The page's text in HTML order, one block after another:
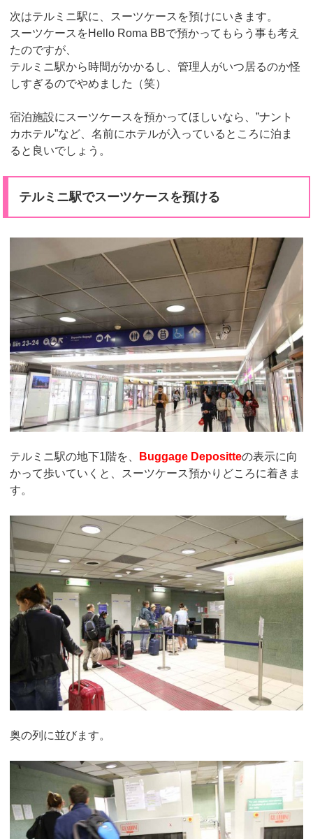
次はテルミニ駅に、スーツケースを預けにいきます。
スーツケースをHello Roma BBで預かってもらう事も考え
たのですが、
テルミニ駅から時間がかかるし、管理人がいつ居るのか怪
しすぎるのでやめました（笑）
宿泊施設にスーツケースを預かってほしいなら、”ナント
カホテル”など、名前にホテルが入っているところに泊ま
ると良いでしょう。
テルミニ駅でスーツケースを預ける
テルミニ駅の地下1階を、 Buggage Depositteの表示に向
かって歩いていくと、スーツケース預かりどころに着きま
す。
奥の列に並びます。